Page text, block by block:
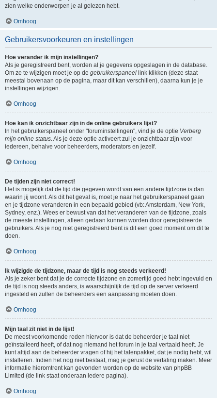
zien welke onderwerpen je al gelezen hebt.
Omhoog
Gebruikersvoorkeuren en instellingen
Hoe verander ik mijn instellingen?
Als je geregistreerd bent, worden al je gegevens opgeslagen in de database.
Om ze te wijzigen moet je op de gebruikerspaneel link klikken (deze staat
meestal bovenaan op de pagina, maar dit kan verschillen), daarna kun je je
instellingen wijzigen.
Omhoog
Hoe kan ik onzichtbaar zijn in de online gebruikers lijst?
In het gebruikerspaneel onder "foruminstellingen", vind je de optie Verberg
mijn online status. Als je deze optie activeert zul je onzichtbaar zijn voor
iedereen, behalve voor beheerders, moderators en jezelf.
Omhoog
De tijden zijn niet correct!
Het is mogelijk dat de tijd die gegeven wordt van een andere tijdzone is dan
waarin jij woont. Als dit het geval is, moet je naar het gebruikerspaneel gaan
en je tijdzone veranderen in een bepaald gebied (vb: Amsterdam, New York,
Sydney, enz.). Wees er bewust van dat het veranderen van de tijdzone, zoals
de meeste instellingen, alleen gedaan kunnen worden door geregistreerde
gebruikers. Als je nog niet geregistreerd bent is dit een goed moment om dit te
doen.
Omhoog
Ik wijzigde de tijdzone, maar de tijd is nog steeds verkeerd!
Als je zeker bent dat je de correcte tijdzone en zomertijd goed hebt ingevuld en
de tijd is nog steeds anders, is waarschijnlijk de tijd op de server verkeerd
ingesteld en zullen de beheerders een aanpassing moeten doen.
Omhoog
Mijn taal zit niet in de lijst!
De meest voorkomende reden hiervoor is dat de beheerder je taal niet
geïnstalleerd heeft, of dat nog niemand het forum in je taal vertaald heeft. Je
kunt altijd aan de beheerder vragen of hij het talenpakket, dat je nodig hebt, wil
installeren. Indien het nog niet bestaat, mag je gerust de vertaling maken. Meer
informatie hieromtrent kan gevonden worden op de website van phpBB
Limited (de link staat onderaan iedere pagina).
Omhoog